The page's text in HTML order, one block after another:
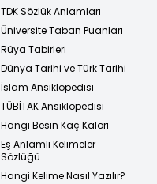
TDK Sözlük Anlamları
Üniversite Taban Puanları
Rüya Tabirleri
Dünya Tarihi ve Türk Tarihi
İslam Ansiklopedisi
TÜBİTAK Ansiklopedisi
Hangi Besin Kaç Kalori
Eş Anlamlı Kelimeler
Sözlüğü
Hangi Kelime Nasıl Yazılır?